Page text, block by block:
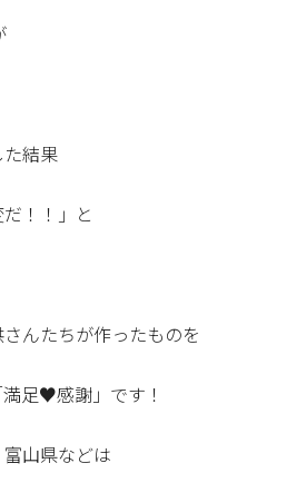
結果
！！」と
んたちが作ったものを
足♥感謝」です！
山県などは